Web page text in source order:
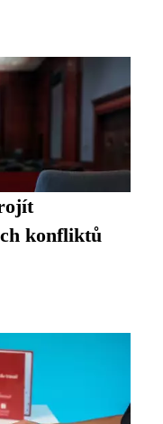
konfliktů